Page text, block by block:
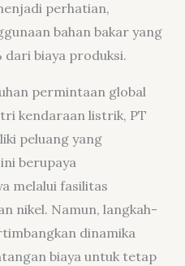
perhatian,
bahan bakar yang
biaya produksi.
permintaan global
kendaraan listrik, PT
peluang yang
berupaya
melalui fasilitas
nikel. Namun, langkah-
dinamika
biaya untuk tetap